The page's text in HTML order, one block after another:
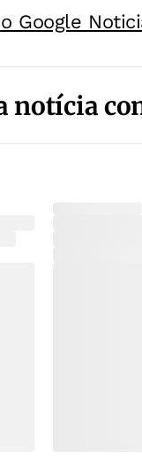
Google
notícia